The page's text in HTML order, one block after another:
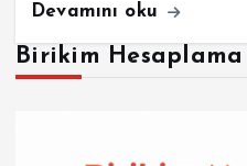
Devamını oku
Birikim Hesaplama